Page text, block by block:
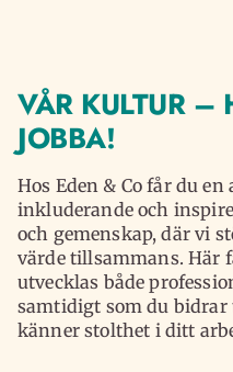
VÅR KULTUR –
JOBBA!
Hos Eden & Co får du
inkluderande och
och gemenskap, där vi
värde tillsammans. Här
utvecklas både
samtidigt som du
känner stolthet i ditt